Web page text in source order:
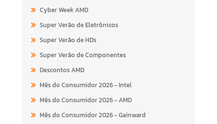
Cyber Week AMD
Super Verão de Eletrônicos
Super Verão de HDs
Super Verão de Componentes
Descontos AMD
Mês do Consumidor 2026 - Intel
Mês do Consumidor 2026 - AMD
Mês do Consumidor 2026 - Gainward